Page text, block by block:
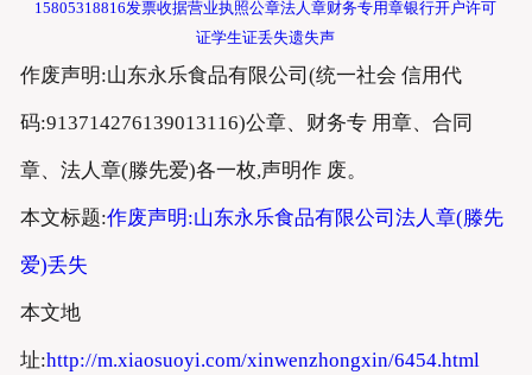
齐鲁晚报登报格式
齐鲁晚报登报挂失流程
齐鲁晚报联系方式
15805318816发票收据营业执照公章法人章财务专用章银行开户许可
证学生证丢失遗失声
作废声明:山东永乐食品有限公司(统一社会 信用代
码:913714276139013116)公章、财务专 用章、合同
章、法人章(滕先爱)各一枚,声明作 废。
本文标题:作废声明:山东永乐食品有限公司法人章(滕先
爱)丢失
本文地
址:http://m.xiaosuoyi.com/xinwenzhongxin/6454.html